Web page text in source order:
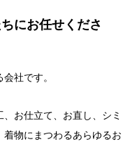
にお任せくださ
社です。
お仕立て、お直し、シミ
物にまつわるあらゆるお